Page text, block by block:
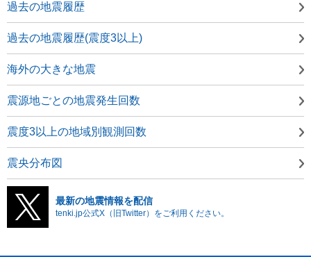
過去の地震履歴
過去の地震履歴(震度3以上)
海外の大きな地震
震源地ごとの地震発生回数
震度3以上の地域別観測回数
震央分布図
最新の地震情報を配信
tenki.jp公式X（旧Twitter）をご利用ください。